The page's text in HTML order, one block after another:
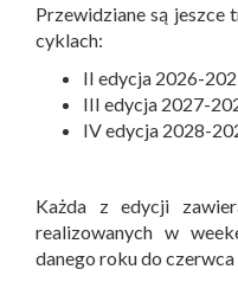
Przewidziane są jeszce
cyklach:
II edycja 2026-
III edycja 2027-
IV edycja 2028-
Każda z edycji
realizowanych w
danego roku do